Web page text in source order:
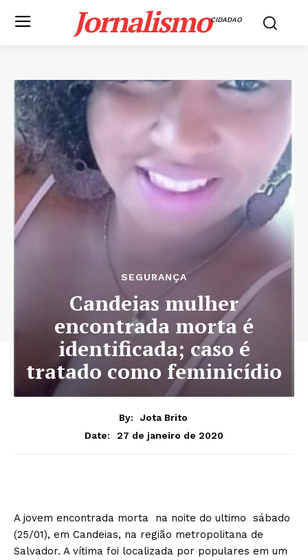
JornalismoCIDADAO
SEGURANÇA
Candeias mulher
encontrada morta é
identificada; caso é
tratado como feminicídio
By:
Jota Brito
Date:
27 de janeiro de 2020
A jovem encontrada morta na noite do ultimo sábado
(25/01), em Candeias, na região metropolitana de
Salvador. A vítima foi localizada por populares em um